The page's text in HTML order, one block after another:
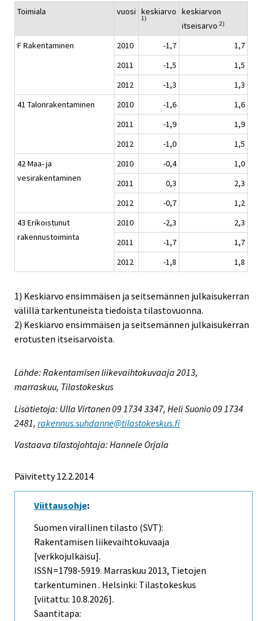
Toimiala vuosi keskiarvo
1)
keskiarvon
itseisarvo 2)
F Rakentaminen 2010 -1,7
1,7
2011
-1,5
1,5
2012
-1,3
1,3
41 Talonrakentaminen
2010 -1,6
1,6
2011
-1,9
1,9
2012
-1,0
1,5
42 Maa- ja
vesirakentaminen
2010 -0,4
1,0
2011
0,3
2,3
2012
-0,7
1,2
43 Erikoistunut
rakennustoiminta
2010 -2,3
2,3
2011
-1,7
1,7
2012
-1,8 1,8
1) Keskiarvo ensimmäisen ja seitsemännen julkaisukerran
välillä tarkentuneista tiedoista tilastovuonna.
2) Keskiarvo ensimmäisen ja seitsemännen julkaisukerran
erotusten itseisarvoista.
Lähde: Rakentamisen liikevaihtokuvaaja 2013,
marraskuu, Tilastokeskus
Lisätietoja: Ulla Virtanen 09 1734 3347, Heli Suonio 09 1734
2481, rakennus.suhdanne@tilastokeskus.fi
Vastaava tilastojohtaja: Hannele Orjala
Päivitetty 12.2.2014
Viittausohje:
Suomen virallinen tilasto (SVT):
Rakentamisen liikevaihtokuvaaja
[verkkojulkaisu].
ISSN=1798-5919. Marraskuu 2013, Tietojen
tarkentuminen . Helsinki: Tilastokeskus
[viitattu: 10.8.2026].
Saantitapa: